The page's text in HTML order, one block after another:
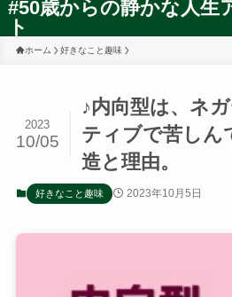
#50歳からの静かな人生
ト
ホーム 好きなこと趣味
♪内向型は、ネ
ティブで苦しん
造と理由。
2023
10/05
好きなこと趣味 2023年10月5日